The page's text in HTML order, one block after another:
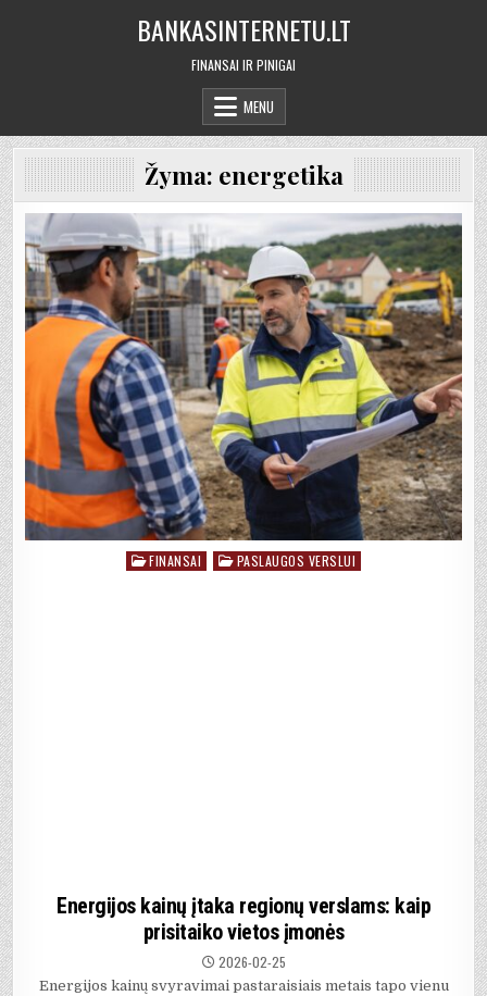
BANKASINTERNETU.LT
FINANSAI IR PINIGAI
MENU
Žyma: energetika
Posted
FINANSAI PASLAUGOS VERSLUI
Energijos kainų įtaka regionų verslams: kaip
prisitaiko vietos įmonės
2026-02-25
Energijos kainų svyravimai pastaraisiais metais tapo vienu